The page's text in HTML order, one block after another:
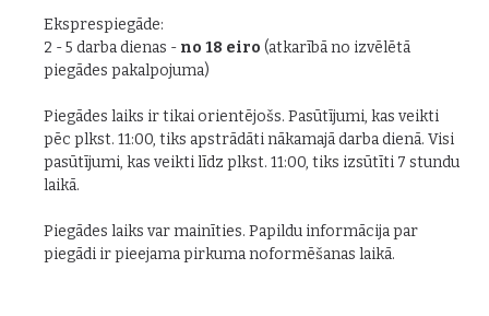
Eksprespiegāde:
2 - 5 darba dienas - no 18 eiro (atkarībā no izvēlētā
piegādes pakalpojuma)
Piegādes laiks ir tikai orientējošs. Pasūtījumi, kas veikti
pēc plkst. 11:00, tiks apstrādāti nākamajā darba dienā. Visi
pasūtījumi, kas veikti līdz plkst. 11:00, tiks izsūtīti 7 stundu
laikā.
Piegādes laiks var mainīties. Papildu informācija par
piegādi ir pieejama pirkuma noformēšanas laikā.